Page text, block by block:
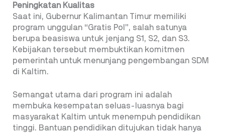
Peningkatan Kualitas
Saat ini, Gubernur Kalimantan Timur memiliki
program unggulan “Gratis Pol”, salah satunya
berupa beasiswa untuk jenjang S1, S2, dan S3.
Kebijakan tersebut membuktikan komitmen
pemerintah untuk menunjang pengembangan SDM
di Kaltim.
Semangat utama dari program ini adalah
membuka kesempatan seluas-luasnya bagi
masyarakat Kaltim untuk menempuh pendidikan
tinggi. Bantuan pendidikan ditujukan tidak hanya